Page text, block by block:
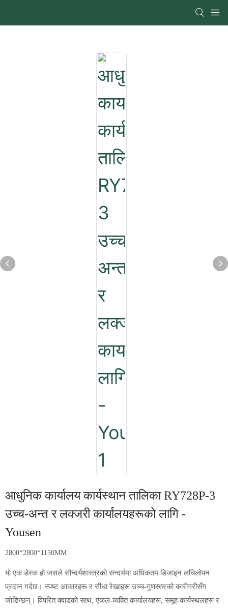
आधुनिक कार्यालय कार्यस्थान तालिका RY728P-3
उच्च-अन्त र लक्जरी कार्यालयहरूको लागि -
Yousen
2800*2800*1150MM
यो एक डेस्क हो जसले सौन्दर्यशास्त्रको सन्दर्भमा अधिकतम डिजाइन लचिलोपन
प्रदान गर्दछ। स्पष्ट आकारहरू र सीधा रेखाहरू उच्च-गुणस्तरको कारीगरीसँग
जोडिन्छन्। विपरित क्वाडको साथ, एकल-व्यक्ति कार्यालयहरू, समूह कार्यस्थलहरू र